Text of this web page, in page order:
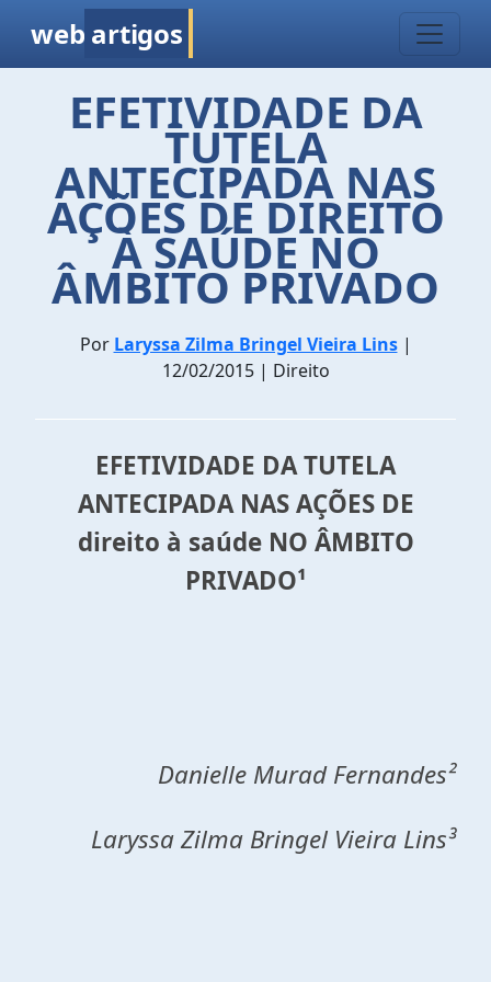
web artigos
EFETIVIDADE DA
TUTELA
ANTECIPADA NAS
AÇÕES DE DIREITO
À SAÚDE NO
ÂMBITO PRIVADO
Por Laryssa Zilma Bringel Vieira Lins|
12/02/2015 | Direito
EFETIVIDADE DA TUTELA
ANTECIPADA NAS AÇÕES DE
direito à saúde NO ÂMBITO
PRIVADO¹
Danielle Murad Fernandes²
Laryssa Zilma Bringel Vieira Lins³